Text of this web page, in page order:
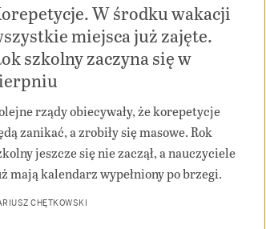
W środku wakacji
miejsca już zajęte.
szkolny zaczyna się w
rządy obiecywały, że korepetycje
zanikać, a zrobiły się masowe. Rok
jeszcze się nie zaczął, a nauczyciele
mają kalendarz wypełniony po brzegi.
CHĘTKOWSKI